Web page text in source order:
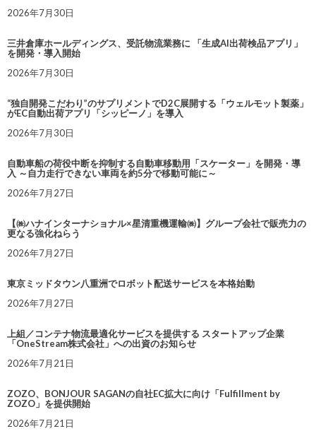
2026年7月30日
三井倉庫ホールディングス、受託物流業務に 「生成AI出荷検品アプリ」
を開発・導入開始
2026年7月30日
“独自開発こだわり”のサプリメントでD2C展開する「ウェルモット製薬」
がEC自動出荷アプリ「シッピーノ」を導入
2026年7月30日
自動車船の荷役中断を抑制する自動車移動用「スケーター」を開発・導
入 ～自力走行できない車両を約5分で移動可能に～
2026年7月27日
【㈱ハナインターナショナル×星清重機運輸㈱】グループ会社で販売力の
更なる強化ねらう
2026年7月27日
東京ミッドタウン八重洲でロボット配送サービスを本格始動
2026年7月27日
上組／コンテナ物流最適化サービスを提供する スタートアップ企業
「OneStream株式会社」への出資のお知らせ
2026年7月21日
ZOZO、BONJOUR SAGANの自社EC拡大に向け「Fulfillment by
ZOZO」を提供開始
2026年7月21日